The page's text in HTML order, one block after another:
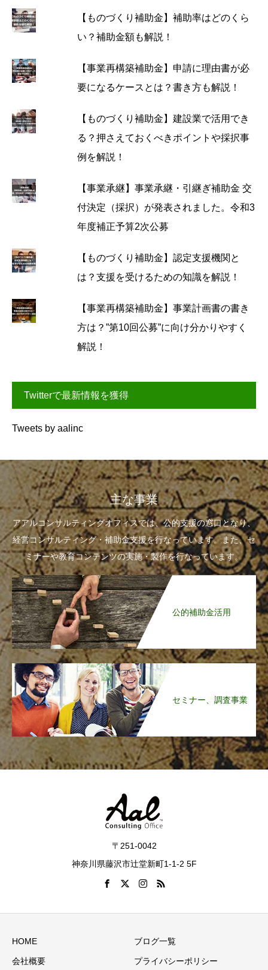
【ものづくり補助金】補助率はどのくら
い？補助金額も解説！
【事業再構築補助金】申請に理由書が必
要になるケースとは？書き方も解説！
【ものづくり補助金】建設業で活用でき
る？押さえておくべきポイントや採択事
例を解説！
【事業承継】事業承継・引継ぎ補助金 交
付決定（採択）が発表されました。令和3
年度補正予算2次公募
【ものづくり補助金】認定支援機関と
は？支援を受けるための知識を解説！
【事業再構築補助金】事業計画書の書き
方は？”第10回公募”に向け分かりやすく
解説！
Twitterで最新情報を獲得
Tweets by aalinc
主な事業
アアルコンサルティングオフィスでは、公的支援の窓口となり、
経営コンサルティング・補助金支援を行なっています。また、セ
ミナーや教育コンテンツの実施・製作を行なっています。
公的補助金活用
セミナー、調査事業
〒251-0042
神奈川県藤沢市辻堂新町1-1-2 5F
HOME ブログ一覧
会社概要 プライバシーポリシー